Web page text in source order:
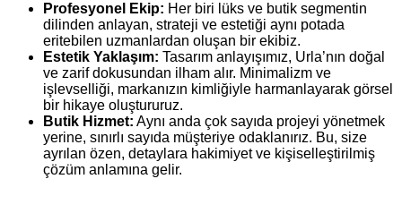
Profesyonel Ekip: Her biri lüks ve butik segmentin
dilinden anlayan, strateji ve estetiği aynı potada
eritebilen uzmanlardan oluşan bir ekibiz.
Estetik Yaklaşım: Tasarım anlayışımız, Urla’nın doğal
ve zarif dokusundan ilham alır. Minimalizm ve
işlevselliği, markanızın kimliğiyle harmanlayarak görsel
bir hikaye oluştururuz.
Butik Hizmet: Aynı anda çok sayıda projeyi yönetmek
yerine, sınırlı sayıda müşteriye odaklanırız. Bu, size
ayrılan özen, detaylara hakimiyet ve kişiselleştirilmiş
çözüm anlamına gelir.